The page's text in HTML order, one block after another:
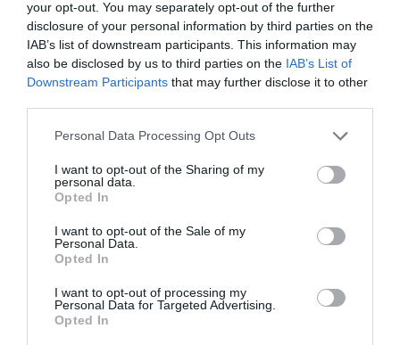
your opt-out. You may separately opt-out of the further
disclosure of your personal information by third parties on the
IAB’s list of downstream participants. This information may
also be disclosed by us to third parties on the IAB’s List of
Downstream Participants that may further disclose it to other
Personal Data Processing Opt Outs
I want to opt-out of the Sharing of my
personal data.
Opted In
I want to opt-out of the Sale of my
Personal Data.
Opted In
I want to opt-out of processing my
Personal Data for Targeted Advertising.
Opted In
Soutenez Air Journal participezà son
développement !
NOUS SOUTENIR
DERNIERS COMMENTAIRES
Aviation
a commenté l'article :